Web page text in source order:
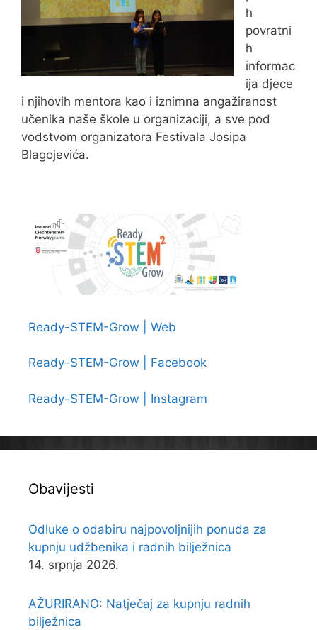
h
povratni
h
informac
ija djece
i njihovih mentora kao i iznimna angažiranost
učenika naše škole u organizaciji, a sve pod
vodstvom organizatora Festivala Josipa
Blagojevića.
Ready-STEM-Grow | Web
Ready-STEM-Grow | Facebook
Ready-STEM-Grow | Instagram
Obavijesti
Odluke o odabiru najpovoljnijih ponuda za
kupnju udžbenika i radnih bilježnica
14. srpnja 2026.
AŽURIRANO: Natječaj za kupnju radnih
bilježnica